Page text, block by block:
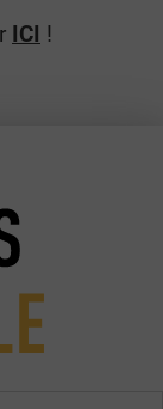
ICI !